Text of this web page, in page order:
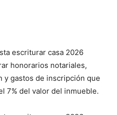
escriturar casa 2026
honorarios notariales,
y gastos de inscripción que
7% del valor del inmueble.